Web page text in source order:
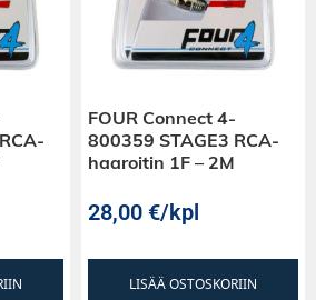
FOUR Connect 4-
800359 STAGE3 RCA-
haaroitin 1F – 2M
28,00€/kpl
LISÄÄ OSTOSKORIIN